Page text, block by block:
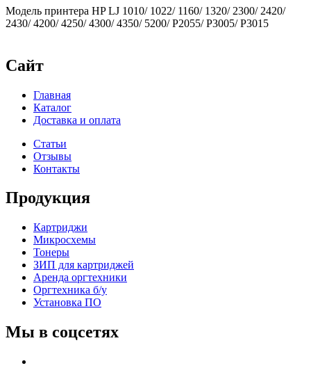
Модель принтера HP LJ 1010/ 1022/ 1160/ 1320/ 2300/ 2420/
2430/ 4200/ 4250/ 4300/ 4350/ 5200/ P2055/ P3005/ P3015
Сайт
Главная
Каталог
Доставка и оплата
Статьи
Отзывы
Контакты
Продукция
Картриджи
Микросхемы
Тонеры
ЗИП для картриджей
Аренда оргтехники
Оргтехника б/у
Установка ПО
Мы в соцсетях